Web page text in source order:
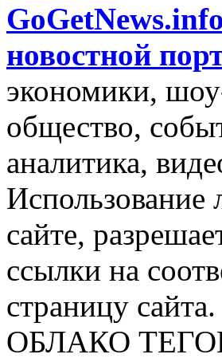
новостной
экономики,
общество,
аналитика,
сайте,
ссылки на
страницу сайта.
ОБЛАКО